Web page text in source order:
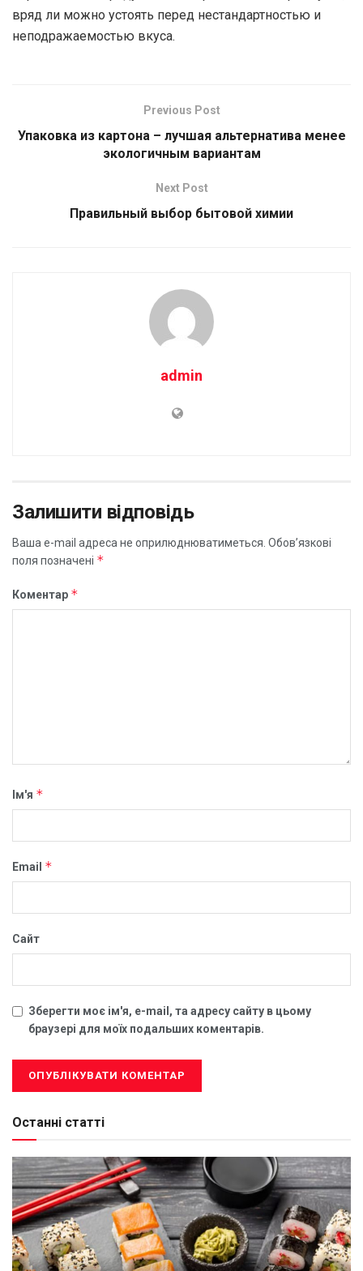
вряд ли можно устоять перед нестандартностью и
неподражаемостью вкуса.
Previous Post
Упаковка из картона – лучшая альтернатива менее
экологичным вариантам
Next Post
Правильный выбор бытовой химии
admin
Залишити відповідь
Ваша e-mail адреса не оприлюднюватиметься. Обов’язкові
поля позначені *
Коментар *
Ім'я *
Email *
Сайт
Зберегти моє ім'я, e-mail, та адресу сайту в цьому
браузері для моїх подальших коментарів.
Останні статті